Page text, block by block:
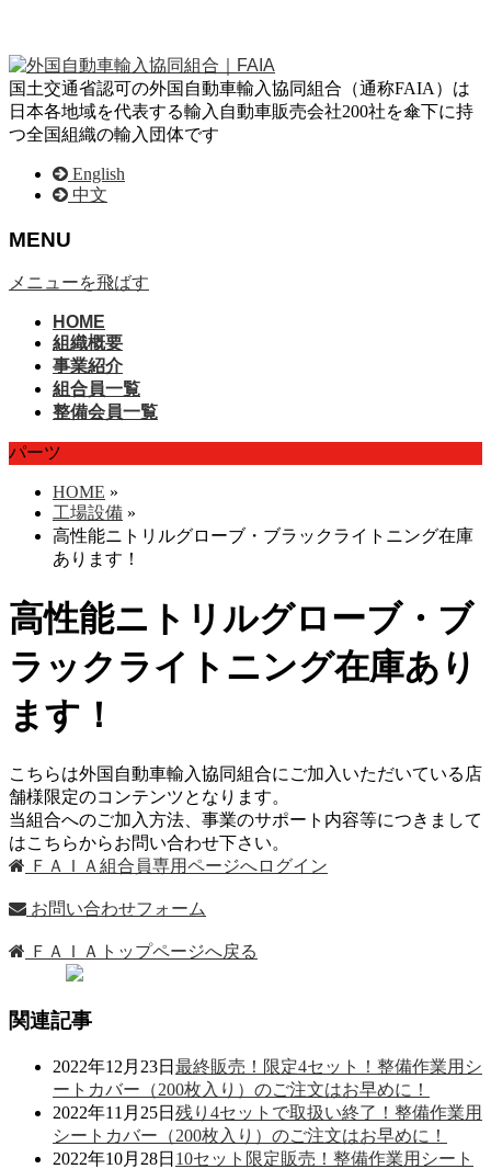
国土交通省認可の外国自動車輸入協同組合（通称FAIA）は
日本各地域を代表する輸入自動車販売会社200社を傘下に持
つ全国組織の輸入団体です
English
中文
MENU
メニューを飛ばす
HOME
組織概要
事業紹介
組合員一覧
整備会員一覧
パーツ
HOME »
工場設備 »
高性能ニトリルグローブ・ブラックライトニング在庫
あります！
高性能ニトリルグローブ・ブ
ラックライトニング在庫あり
ます！
こちらは外国自動車輸入協同組合にご加入いただいている店
舗様限定のコンテンツとなります。
当組合へのご加入方法、事業のサポート内容等につきまして
はこちらからお問い合わせ下さい。
ＦＡＩＡ組合員専用ページへログイン
お問い合わせフォーム
ＦＡＩＡトップページへ戻る
関連記事
2022年12月23日 最終販売！限定4セット！整備作業用シ
ートカバー（200枚入り）のご注文はお早めに！
2022年11月25日 残り4セットで取扱い終了！整備作業用
シートカバー（200枚入り）のご注文はお早めに！
2022年10月28日 10セット限定販売！整備作業用シート